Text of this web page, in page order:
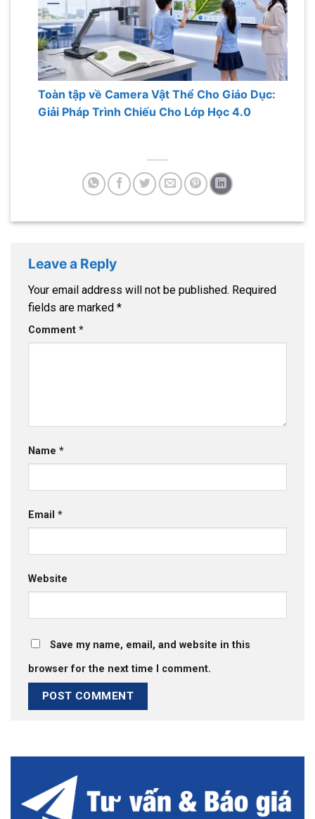
Toàn tập về Camera Vật Thể Cho Giáo Dục:
Giải Pháp Trình Chiếu Cho Lớp Học 4.0
Leave a Reply
Your email address will not be published. Required
fields are marked *
Comment *
Name *
Email *
Website
Save my name, email, and website in this
browser for the next time I comment.